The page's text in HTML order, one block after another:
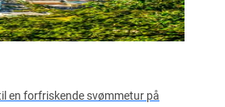
en forfriskende svømmetur på